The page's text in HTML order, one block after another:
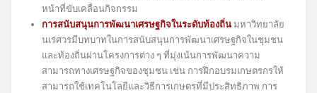
หน้าที่ขับเคลื่อนกิจกรรม
การสนับสนุนการพัฒนาเศรษฐกิจในระดับท้องถิ่น มหาวิทยาลัย
นเรศวรมีบทบาทในการสนับสนุนการพัฒนาเศรษฐกิจในชุมชน
และท้องถิ่นผ่านโครงการต่าง ๆ ที่มุ่งเน้นการพัฒนาความ
สามารถทางเศรษฐกิจของชุมชน เช่น การฝึกอบรมเกษตรกรให้
สามารถใช้เทคโนโลยีและวิธีการเกษตรที่มีประสิทธิภาพ การ